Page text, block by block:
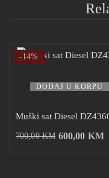
DODAJ U KORPU
-14%
Muški sat Diesel
700,00KM 600,00 KM